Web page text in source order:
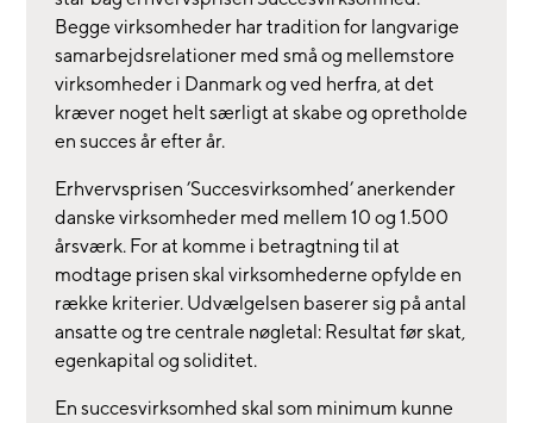
Begge virksomheder har tradition for langvarige
samarbejdsrelationer med små og mellemstore
virksomheder i Danmark og ved herfra, at det
kræver noget helt særligt at skabe og opretholde
en succes år efter år.
Erhvervsprisen ’Succesvirksomhed’ anerkender
danske virksomheder med mellem 10 og 1.500
årsværk. For at komme i betragtning til at
modtage prisen skal virksomhederne opfylde en
række kriterier. Udvælgelsen baserer sig på antal
ansatte og tre centrale nøgletal: Resultat før skat,
egenkapital og soliditet.
En succesvirksomhed skal som minimum kunne